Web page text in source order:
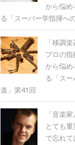
から悩め
る「スーパー学指揮へ
「移調
プロの指
から悩め
る「ス
道」第41回
「音楽
とても
で忘れ